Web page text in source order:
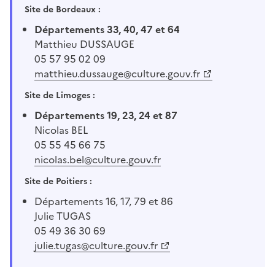
Site de Bordeaux :
Départements 33, 40, 47 et 64
Matthieu DUSSAUGE
05 57 95 02 09
matthieu.dussauge@culture.gouv.fr
Site de Limoges :
Départements 19, 23, 24 et 87
Nicolas BEL
05 55 45 66 75
nicolas.bel@culture.gouv.fr
Site de Poitiers :
Départements 16, 17, 79 et 86
Julie TUGAS
05 49 36 30 69
julie.tugas@culture.gouv.fr